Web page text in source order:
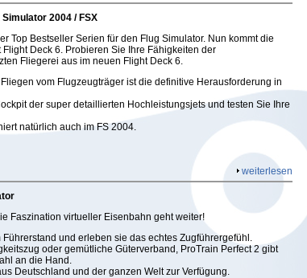
2004 / FSX
Top Bestseller Serien für den Flug Simulator. Nun kommt die
Flight Deck 6. Probieren Sie Ihre Fähigkeiten der
Fliegerei aus im neuen Flight Deck 6.
vom Flugzeugträger ist die definitive Herausforderung in
der super detaillierten Hochleistungsjets und testen Sie Ihre
natürlich auch im FS 2004.
weiterlesen
Faszination virtueller Eisenbahn geht weiter!
Führerstand und erleben sie das echtes Zugführergefühl.
oder gemütliche Güterverband, ProTrain Perfect 2 gibt
an die Hand.
Deutschland und der ganzen Welt zur Verfügung.